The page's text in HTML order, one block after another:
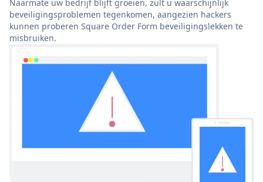
Naarmate uw bedrijf blijft groeien, zult u waarschijnlijk
beveiligingsproblemen tegenkomen, aangezien hackers
kunnen proberen Square Order Form beveiligingslekken te
misbruiken.